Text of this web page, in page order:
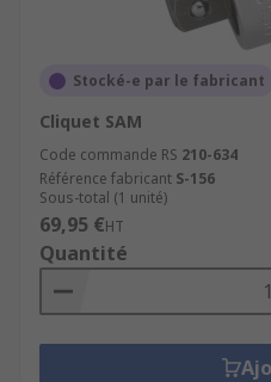
Stocké-e par le fabricant
Cliquet SAM
Code commande RS 210-634
Référence fabricant S-156
Sous-total (1 unité)
69,95 €HT
Quantité